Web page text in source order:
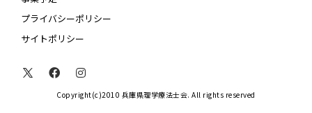
プライバシーポリシー
サイトポリシー
Copyright(c)2010 兵庫県理学療法士会. All rights reserved